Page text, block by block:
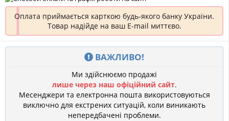
Оплата приймається карткою будь-якого банку України.
Товар надійде на ваш E-mail миттєво.
ВАЖЛИВО!
Ми здійснюємо продажі
лише через наш офіційний сайт.
Месенджери та електронна пошта використовуються
виключно для екстрених ситуацій, коли виникають
непередбачені проблеми.